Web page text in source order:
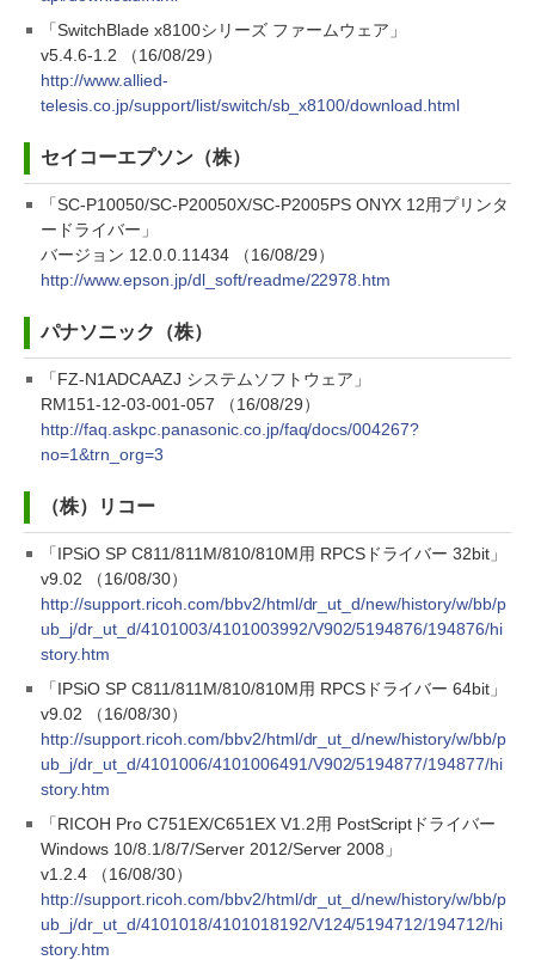
「SwitchBlade x8100シリーズ ファームウェア」
v5.4.6-1.2 （16/08/29）
http://www.allied-
telesis.co.jp/support/list/switch/sb_x8100/download.html
セイコーエプソン（株）
「SC-P10050/SC-P20050X/SC-P2005PS ONYX 12用プリンタ
ードライバー」
バージョン 12.0.0.11434 （16/08/29）
http://www.epson.jp/dl_soft/readme/22978.htm
パナソニック（株）
「FZ-N1ADCAAZJ システムソフトウェア」
RM151-12-03-001-057 （16/08/29）
http://faq.askpc.panasonic.co.jp/faq/docs/004267?
no=1&trn_org=3
（株）リコー
「IPSiO SP C811/811M/810/810M用 RPCSドライバー 32bit」
v9.02 （16/08/30）
http://support.ricoh.com/bbv2/html/dr_ut_d/new/history/w/bb/p
ub_j/dr_ut_d/4101003/4101003992/V902/5194876/194876/hi
story.htm
「IPSiO SP C811/811M/810/810M用 RPCSドライバー 64bit」
v9.02 （16/08/30）
http://support.ricoh.com/bbv2/html/dr_ut_d/new/history/w/bb/p
ub_j/dr_ut_d/4101006/4101006491/V902/5194877/194877/hi
story.htm
「RICOH Pro C751EX/C651EX V1.2用 PostScriptドライバー
Windows 10/8.1/8/7/Server 2012/Server 2008」
v1.2.4 （16/08/30）
http://support.ricoh.com/bbv2/html/dr_ut_d/new/history/w/bb/p
ub_j/dr_ut_d/4101018/4101018192/V124/5194712/194712/hi
story.htm